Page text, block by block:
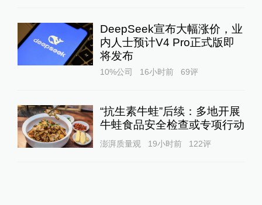
DeepSeek宣布大幅涨价，业
内人士预计V4 Pro正式版即
将发布
10%公司 16小时前 69评
“抗生素牛蛙”后续：多地开展
牛蛙食品安全检查或专项行动
澎湃质量观 19小时前 122评